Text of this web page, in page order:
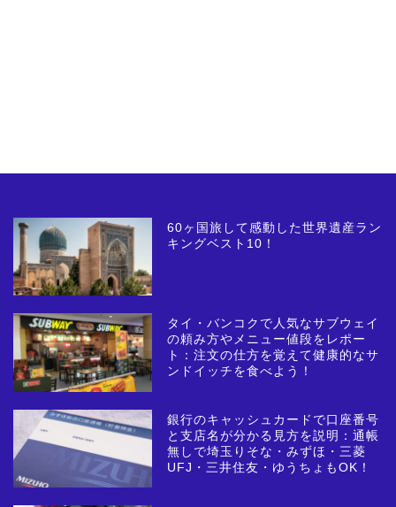
60ヶ国旅して感動した世界遺産ラン
キングベスト10！
タイ・バンコクで人気なサブウェイ
の頼み方やメニュー値段をレポー
ト：注文の仕方を覚えて健康的なサ
ンドイッチを食べよう！
銀行のキャッシュカードで口座番号
と支店名が分かる見方を説明：通帳
無しで埼玉りそな・みずほ・三菱
UFJ・三井住友・ゆうちょもOK！